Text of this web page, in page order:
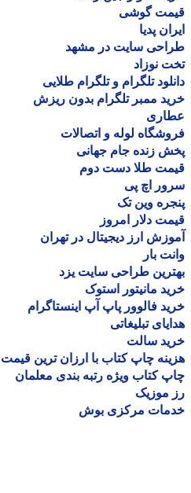
گوشی
پدیا
سایت در مشهد
نوزاد
تلگرام و تلگرام طلایی
ممبر تلگرام بدون ریزش
لوله و اتصالات
زنده جام جهانی
طلا دست دوم
اچ پی
وین تک
دلار امروز
ارز دیجیتال در تهران
بار
طراحی سایت یزد
مانیتور استوک
فالوور پاپ آپ اینستاگرام
تبلیغاتی
سالت
چاپ کتاب با ارزان ترین قیمت
کتاب ویژه رتبه بندی معلمان
موزیک
مرکزی بوش